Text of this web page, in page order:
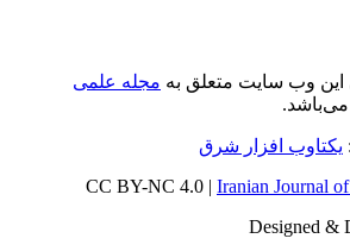
وب سایت متعلق بهمجله علمی
افزار شرق
Iranian Journal
Designed